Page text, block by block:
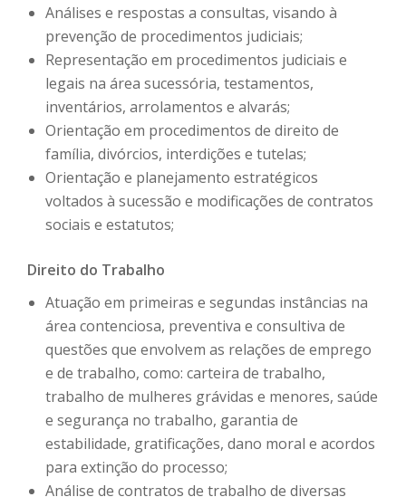
Análises e respostas a consultas, visando à
prevenção de procedimentos judiciais;
Representação em procedimentos judiciais e
legais na área sucessória, testamentos,
inventários, arrolamentos e alvarás;
Orientação em procedimentos de direito de
família, divórcios, interdições e tutelas;
Orientação e planejamento estratégicos
voltados à sucessão e modificações de contratos
sociais e estatutos;
Direito do Trabalho
Atuação em primeiras e segundas instâncias na
área contenciosa, preventiva e consultiva de
questões que envolvem as relações de emprego
e de trabalho, como: carteira de trabalho,
trabalho de mulheres grávidas e menores, saúde
e segurança no trabalho, garantia de
estabilidade, gratificações, dano moral e acordos
para extinção do processo;
Análise de contratos de trabalho de diversas